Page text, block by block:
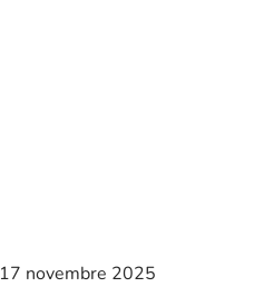
17 novembre 2025